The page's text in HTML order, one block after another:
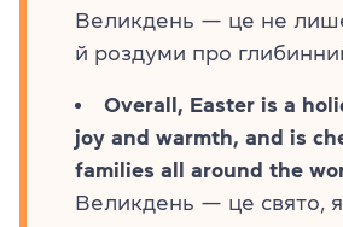
Великдень — це не лише
й роздуми про
Overall, Easter is a
joy and warmth, and is
families all around the
Великдень — це свято,